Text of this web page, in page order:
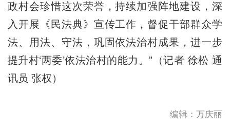
政村会珍惜这次荣誉，持续加强阵地建设，深
入开展《民法典》宣传工作，督促干部群众学
法、用法、守法，巩固依法治村成果，进一步
提升村‘两委’依法治村的能力。”（记者 徐松 通
讯员 张权）
编辑：万庆丽